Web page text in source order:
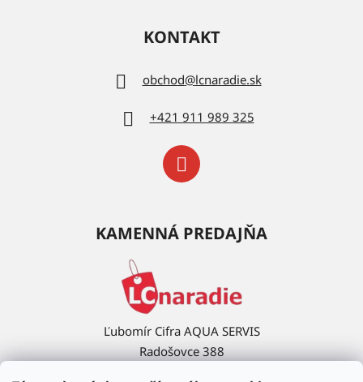
KONTAKT
obchod@lcnaradie.sk
+421 911 989 325
KAMENNÁ PREDAJŇA
Ľubomír Cifra AQUA SERVIS
Radošovce 388